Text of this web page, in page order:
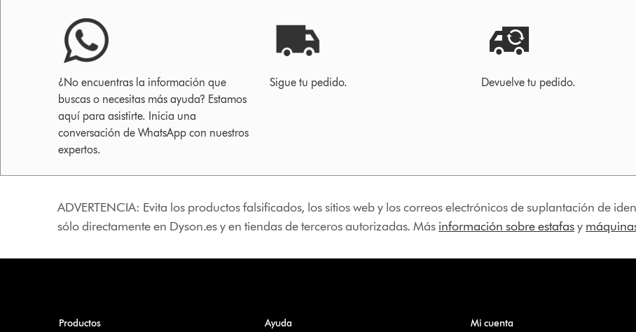
¿No encuentras la información que
buscas o necesitas más ayuda? Estamos
aquí para asistirte. Inicia una
conversación de WhatsApp con nuestros
expertos.
Sigue tu pedido. Devuelve tu pedido.
ADVERTENCIA: Evita los productos falsificados, los sitios web y los correos electrónicos de suplantación de
sólo directamente en Dyson.es y en tiendas de terceros autorizadas. Más información sobre estafasy
Productos Ayuda Mi cuenta